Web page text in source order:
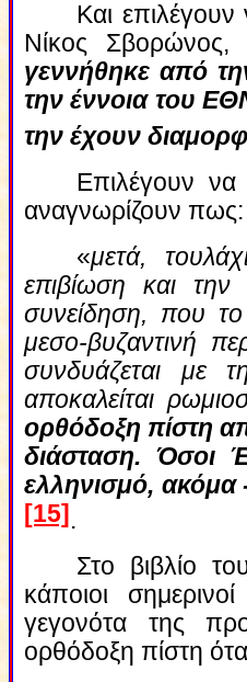
Και
Νίκος Σβορώνος,
γεννήθηκε από
την έννοια του
την έχουν
Επιλέγουν να
αναγνωρίζουν πως:
«μετά,
επιβίωση και
συνείδηση, που το
μεσο-βυζαντινή
συνδυάζεται με
αποκαλείται
ορθόδοξη πίστη
διάσταση. Όσοι
ελληνισμό, ακόμα
[15] .
Στο βιβλίο
κάποιοι
γεγονότα της
ορθόδοξη πίστη